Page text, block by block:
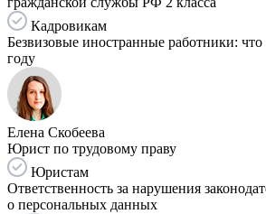
Кадровикам
Безвизовые иностранные работники:
году
Елена Скобеева
Юрист по трудовому праву
Юристам
Ответственность за нарушения
о персональных данных